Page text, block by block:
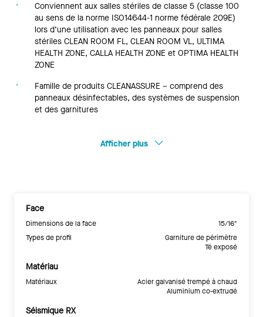
Conviennent aux salles stériles de classe 5 (classe 100
au sens de la norme ISO14644-1 norme fédérale 209E)
lors d’une utilisation avec les panneaux pour salles
stériles CLEAN ROOM FL, CLEAN ROOM VL, ULTIMA
HEALTH ZONE, CALLA HEALTH ZONE et OPTIMA HEALTH
ZONE
Famille de produits CLEANASSURE – comprend des
panneaux désinfectables, des systèmes de suspension
et des garnitures
Afficher plus
Face
Dimensions de la face
15/16"
Types de profil
Garniture de périmètre
Té exposé
Matériau
Matériaux
Acier galvanisé trempé à chaud
Aluminium co-extrudé
Séismique RX